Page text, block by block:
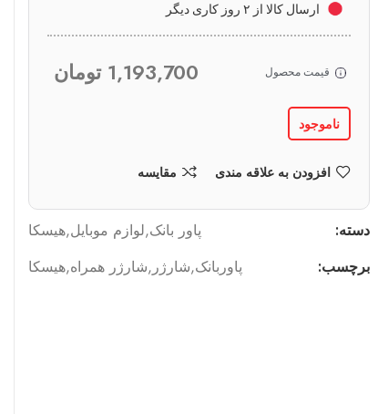
ارسال کالا از ۲ روز کاری دیگر
قیمت محصول 1,193,700 تومان
ناموجود
افزودن به علاقه مندی مقایسه
دسته: پاور بانک,لوازم موبایل,هیسکا
برچسب:
پاوربانک,شارژر ,شارژر همراه,هیسکا